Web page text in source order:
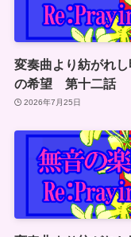
変奏曲より紡がれ
の希望 第十二話
2026年7月25日